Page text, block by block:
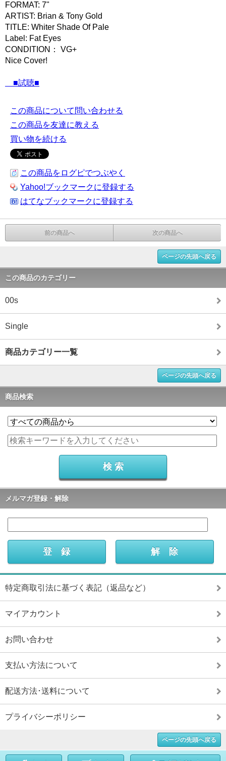
FORMAT: 7"
ARTIST: Brian & Tony Gold
TITLE: Whiter Shade Of Pale
Label: Fat Eyes
CONDITION： VG+
Nice Cover!
■試聴■
この商品について問い合わせる
この商品を友達に教える
買い物を続ける
この商品をログピでつぶやく
Yahoo!ブックマークに登録する
はてなブックマークに登録する
前の商品へ 次の商品へ
ページの先頭へ戻る
この商品のカテゴリー
00s
Single
商品カテゴリー一覧
ページの先頭へ戻る
商品検索
メルマガ登録・解除
特定商取引法に基づく表記（返品など）
マイアカウント
お問い合わせ
支払い方法について
配送方法･送料について
プライバシーポリシー
ページの先頭へ戻る